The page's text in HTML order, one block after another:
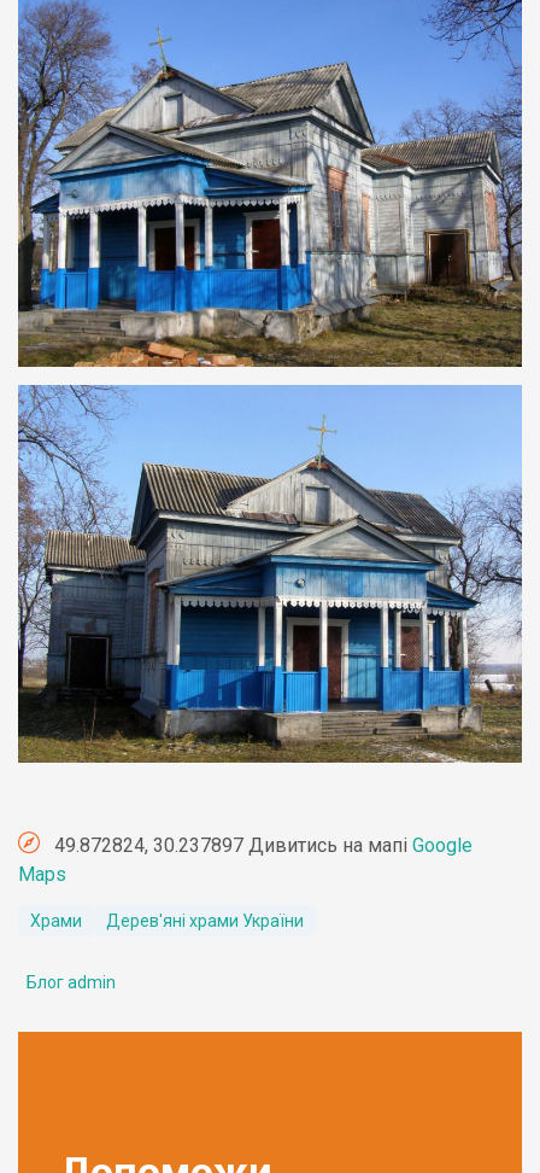
49.872824, 30.237897 Дивитись на мапі Google
Maps
Храми Дерев'яні храми України
Блог admin